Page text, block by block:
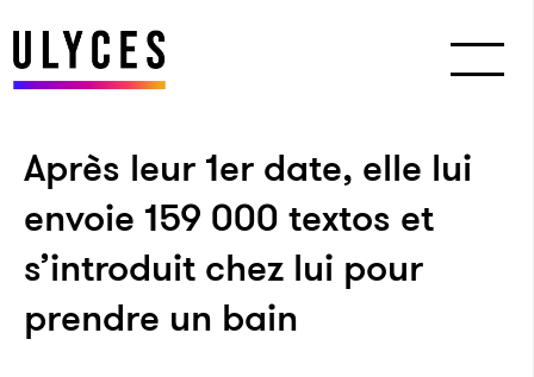
Après leur 1er date, elle lui
envoie 159 000 textos et
s’introduit chez lui pour
prendre un bain